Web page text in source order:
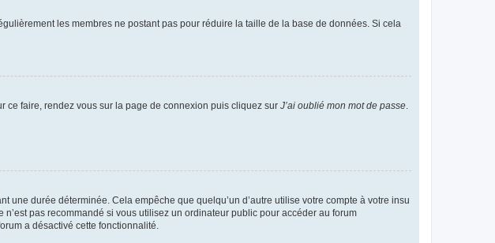
les membres ne postant pas pour réduire la taille de la base de données. Si cela
ce faire, rendez vous sur la page de connexion puis cliquez sur J’ai oublié mon mot de passe
une durée déterminée. Cela empêche que quelqu’un d’autre utilise votre compte à votre insu
n’est pas recommandé si vous utilisez un ordinateur public pour accéder au forum
a désactivé cette fonctionnalité.